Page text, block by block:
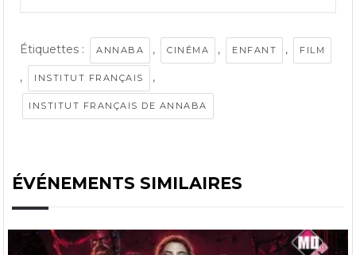
Étiquettes : ANNABA , CINÉMA , ENFANT , FILM
, INSTITUT FRANÇAIS ,
INSTITUT FRANÇAIS DE ANNABA
ÉVÉNEMENTS SIMILAIRES